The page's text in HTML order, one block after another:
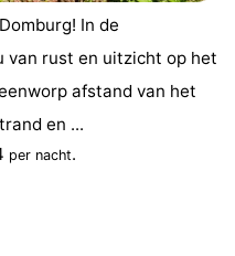
In de
van rust en uitzicht op het
afstand van het
en ...
per nacht.